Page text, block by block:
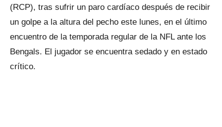
(RCP), tras sufrir un paro cardíaco después de recibir
un golpe a la altura del pecho este lunes, en el último
encuentro de la temporada regular de la NFL ante los
Bengals. El jugador se encuentra sedado y en estado
crítico.